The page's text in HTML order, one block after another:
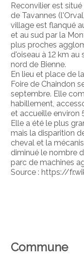
Reconvilier est
de Tavannes
village est flanqué
et au sud par la
plus proches
d'oiseau à 12 km
nord de Bienne.
En lieu et place de
Foire de Chaindon
septembre. Elle
habillement,
et accueille environ
Elle a été le plus
mais la disparition
cheval et la
diminué le nombre
parc de machines
Source : https://
Commune